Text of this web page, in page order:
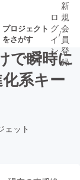
プロジェクト
をさがす
いプ
ロ
グ
イ
ン
/
新
規
会
員
登
録
で瞬時に
系キー
ェット